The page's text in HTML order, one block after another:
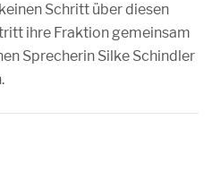
Schritt über diesen
ihre Fraktion gemeinsam
Sprecherin Silke Schindler